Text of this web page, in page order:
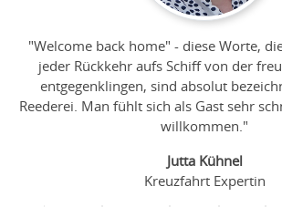
"Welcome back home" - diese Worte,
jeder Rückkehr aufs Schiff von der
entgegenklingen, sind absolut
Reederei. Man fühlt sich als Gast sehr
willkommen."
Jutta Kühnel
Kreuzfahrt Expertin